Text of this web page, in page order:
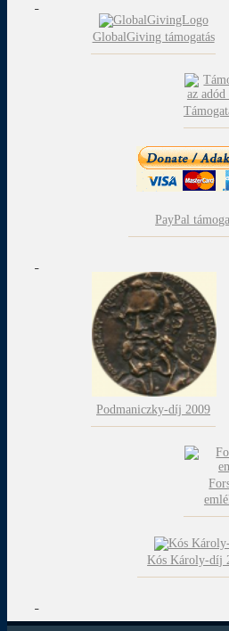
GlobalGiving támogatás
PayPal
Podmaniczky-díj 2009
Kós Károly-díj